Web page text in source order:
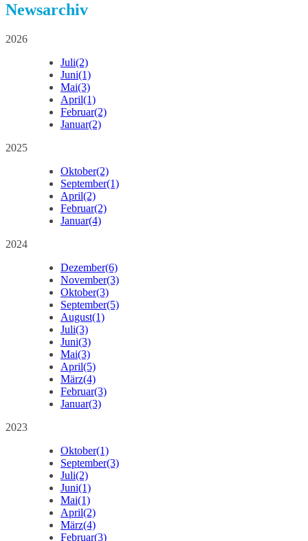
Newsarchiv
2026
Juli(2)
Juni(1)
Mai(3)
April(1)
Februar(2)
Januar(2)
2025
Oktober(2)
September(1)
April(2)
Februar(2)
Januar(4)
2024
Dezember(6)
November(3)
Oktober(3)
September(5)
August(1)
Juli(3)
Juni(3)
Mai(3)
April(5)
März(4)
Februar(3)
Januar(3)
2023
Oktober(1)
September(3)
Juli(2)
Juni(1)
Mai(1)
April(2)
März(4)
Februar(3)